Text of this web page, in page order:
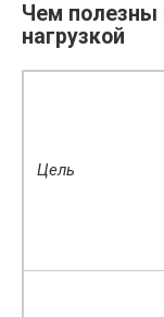
Чем полезны
нагрузкой
Цель